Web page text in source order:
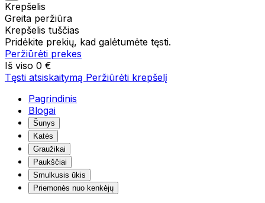
Krepšelis
Greita peržiūra
Krepšelis tuščias
Pridėkite prekių, kad galėtumėte tęsti.
Peržiūrėti prekes
Iš viso 0 €
Tęsti atsiskaitymą Peržiūrėti krepšelį
Pagrindinis
Blogai
Šunys
Katės
Graužikai
Paukščiai
Smulkusis ūkis
Priemonės nuo kenkėjų